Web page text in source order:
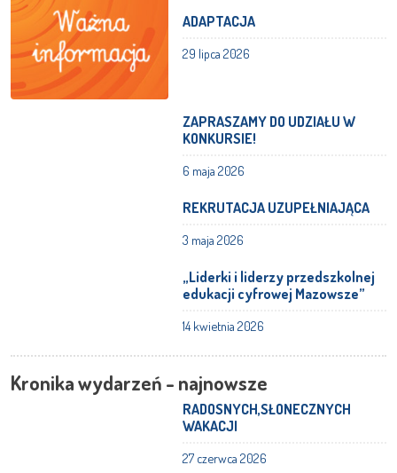
ADAPTACJA
29 lipca 2026
ZAPRASZAMY DO UDZIAŁU W
KONKURSIE!
6 maja 2026
REKRUTACJA UZUPEŁNIAJĄCA
3 maja 2026
„Liderki i liderzy przedszkolnej
edukacji cyfrowej Mazowsze”
14 kwietnia 2026
Kronika wydarzeń - najnowsze
RADOSNYCH,SŁONECZNYCH
WAKACJI
27 czerwca 2026